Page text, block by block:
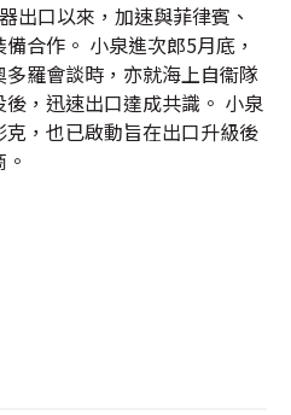
出口以來，加速與菲律賓、
合作。 小泉進次郎5月底，
羅會談時，亦就海上自衞隊
後，迅速出口達成共識。 小泉
，也已啟動旨在出口升級後